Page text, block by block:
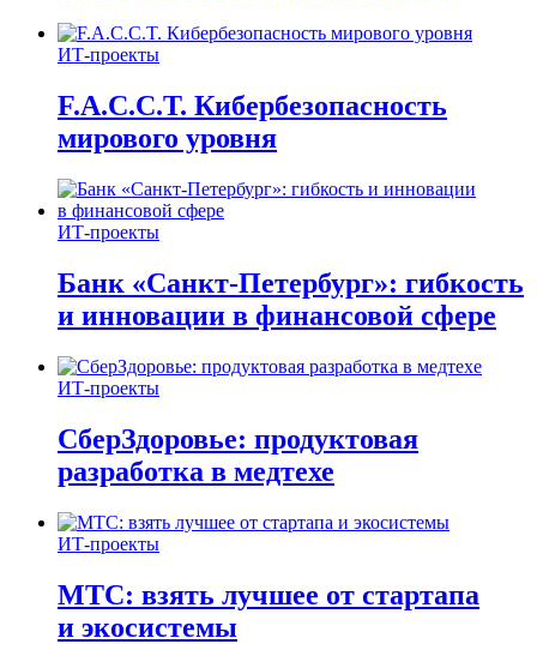
ИТ-проекты
F.A.C.C.T. Кибербезопасность
мирового уровня
ИТ-проекты
Банк «Санкт-Петербург»: гибкость
и инновации в финансовой сфере
ИТ-проекты
СберЗдоровье: продуктовая
разработка в медтехе
ИТ-проекты
МТС: взять лучшее от стартапа
и экосистемы